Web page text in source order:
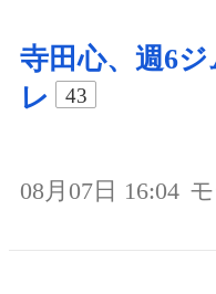
寺田心、週6
レ
43
08月07日 16:04